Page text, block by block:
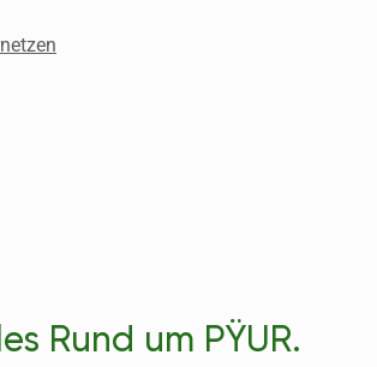
Rund um PŸUR.